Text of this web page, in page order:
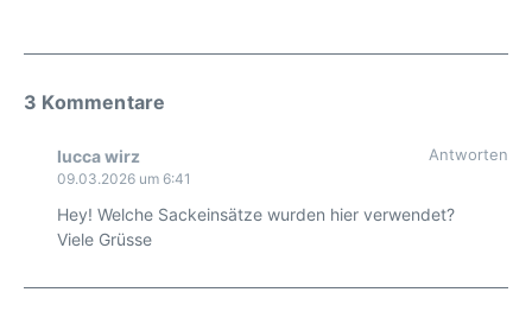
3 Kommentare
lucca wirz
09.03.2026 um 6:41
Antworten
Hey! Welche Sackeinsätze wurden hier verwendet?
Viele Grüsse